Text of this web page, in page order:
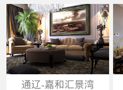
通辽-嘉和汇景湾